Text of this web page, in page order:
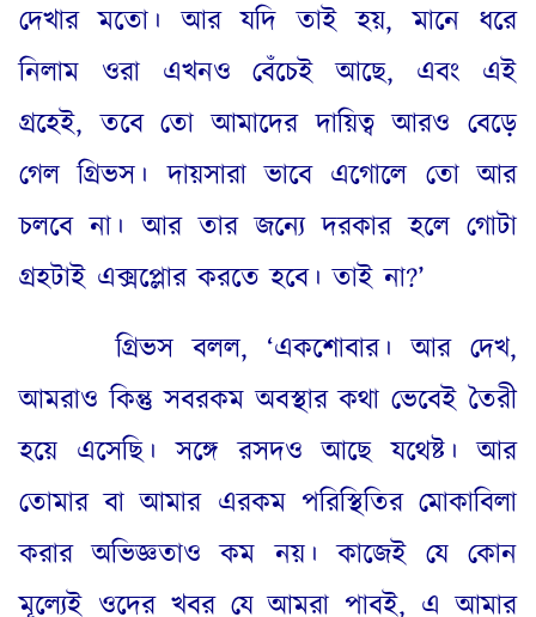
দেখার মতো । আর যদি তাই হয়,মানে ধরে
নিলাম ওরা এখনও বেঁচেই আছে, এবং এই
গ্রহেই,তবে তো আমাদের দায়িত্ব আরও বেড়ে
গেল গ্রিভস । দায়সারা ভাবে এগোলে তো আর
চলবে না ।আর তার জন্যে দরকার হলে গোটা
গ্রহটাই এক্সপ্লোর করতে হবে। তাই না?’
গ্রিভস বলল, ‘একশোবার। আর দেখ,
আমরাও কিন্তু সবরকম অবস্থার কথা ভেবেই তৈরী
হয়ে এসেছি। সঙ্গে রসদও আছে যথেষ্ট। আর
তোমার বা আমার এরকম পরিস্থিতির মোকাবিলা
করার অভিজ্ঞতাও কম নয়। কাজেই যে কোন
মূল্যেই ওদের খবর যে আমরা পাবই, এ আমার